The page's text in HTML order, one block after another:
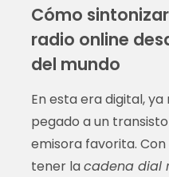
Cómo
radio online
del mundo
En esta era digital,
pegado a un
emisora favorita. Con
tener lacadena dial